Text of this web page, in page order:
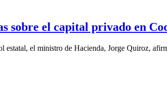
sobre el capital privado en
estatal, el ministro de Hacienda, Jorge Quiroz,